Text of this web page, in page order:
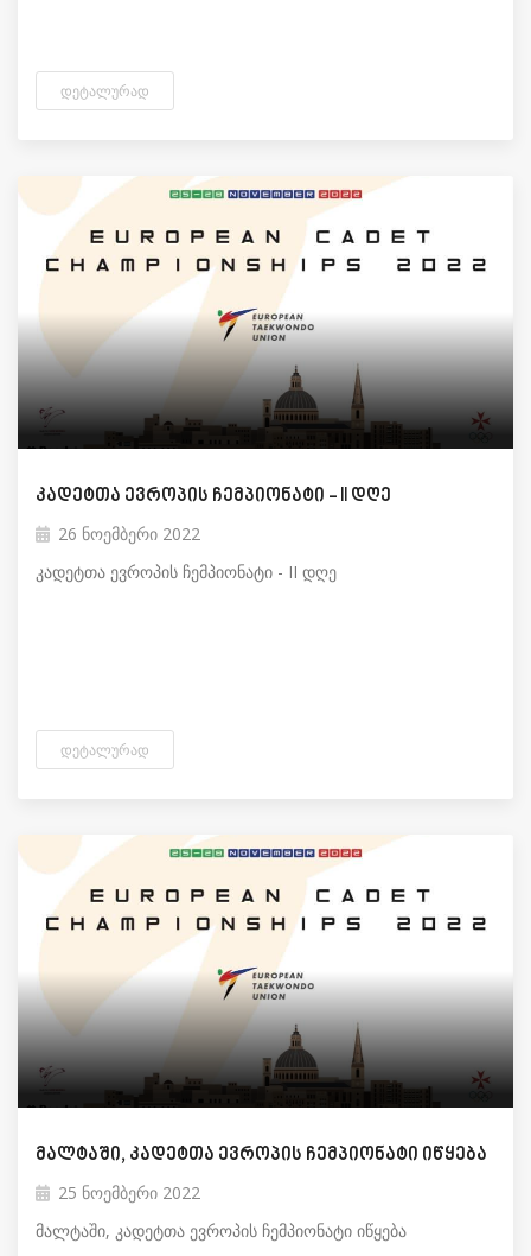
ᲓᲔᲢᲐᲚᲣᲠᲐᲓ
კადეტთა ევროპის ჩემპიონატი - II დღე
26 ნოემბერი 2022
კადეტთა ევროპის ჩემპიონატი - II დღე
ᲓᲔᲢᲐᲚᲣᲠᲐᲓ
მალტაში, კადეტთა ევროპის ჩემპიონატი იწყება
25 ნოემბერი 2022
მალტაში, კადეტთა ევროპის ჩემპიონატი იწყება